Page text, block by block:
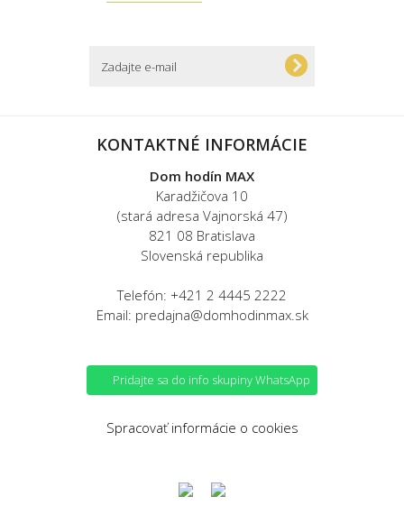
KONTAKTNÉ INFORMÁCIE
Dom hodín MAX
Karadžičova 10
(stará adresa Vajnorská 47)
821 08 Bratislava
Slovenská republika
Telefón: +421 2 4445 2222
Email: predajna@domhodinmax.sk
Pridajte sa do info skupiny WhatsApp
Spracovať informácie o cookies